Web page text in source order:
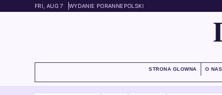
FRI, AUG 7 WYDANIE PORANNE POLSKI
STRONA GLOWNA O NAS